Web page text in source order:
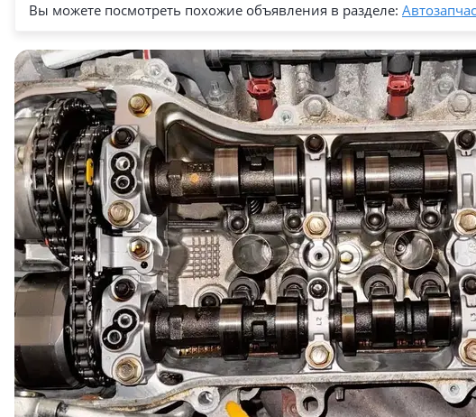
Вы можете посмотреть похожие объявления в разделе: